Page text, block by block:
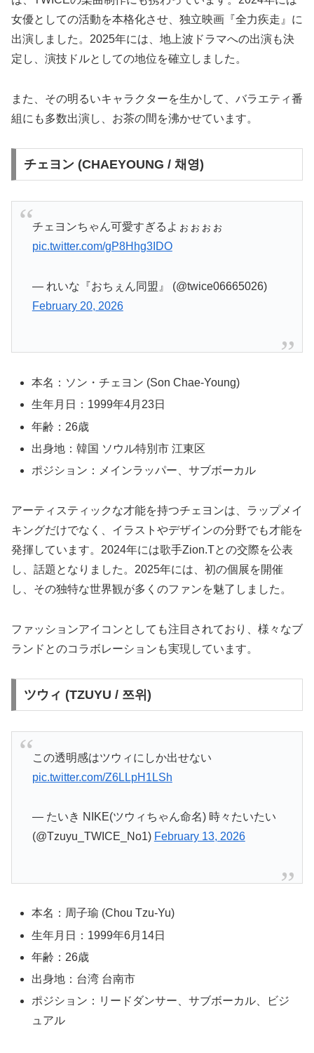
女優としての活動を本格化させ、独立映画『全力疾走』に
出演しました。2025年には、地上波ドラマへの出演も決
定し、演技ドルとしての地位を確立しました。
また、その明るいキャラクターを生かして、バラエティ番
組にも多数出演し、お茶の間を沸かせています。
チェヨン (CHAEYOUNG / 채영)
チェヨンちゃん可愛すぎるよぉぉぉぉ
pic.twitter.com/gP8Hhg3IDO
— れいな『おちぇん同盟』 (@twice06665026)
February 20, 2026
本名：ソン・チェヨン (Son Chae-Young)
生年月日：1999年4月23日
年齢：26歳
出身地：韓国 ソウル特別市 江東区
ポジション：メインラッパー、サブボーカル
アーティスティックな才能を持つチェヨンは、ラップメイ
キングだけでなく、イラストやデザインの分野でも才能を
発揮しています。2024年には歌手Zion.Tとの交際を公表
し、話題となりました。2025年には、初の個展を開催
し、その独特な世界観が多くのファンを魅了しました。
ファッションアイコンとしても注目されており、様々なブ
ランドとのコラボレーションも実現しています。
ツウィ (TZUYU / 쯔위)
この透明感はツウィにしか出せない
pic.twitter.com/Z6LLpH1LSh
— たいき NIKE(ツウィちゃん命名) 時々たいたい
(@Tzuyu_TWICE_No1) February 13, 2026
本名：周子瑜 (Chou Tzu-Yu)
生年月日：1999年6月14日
年齢：26歳
出身地：台湾 台南市
ポジション：リードダンサー、サブボーカル、ビジ
ュアル